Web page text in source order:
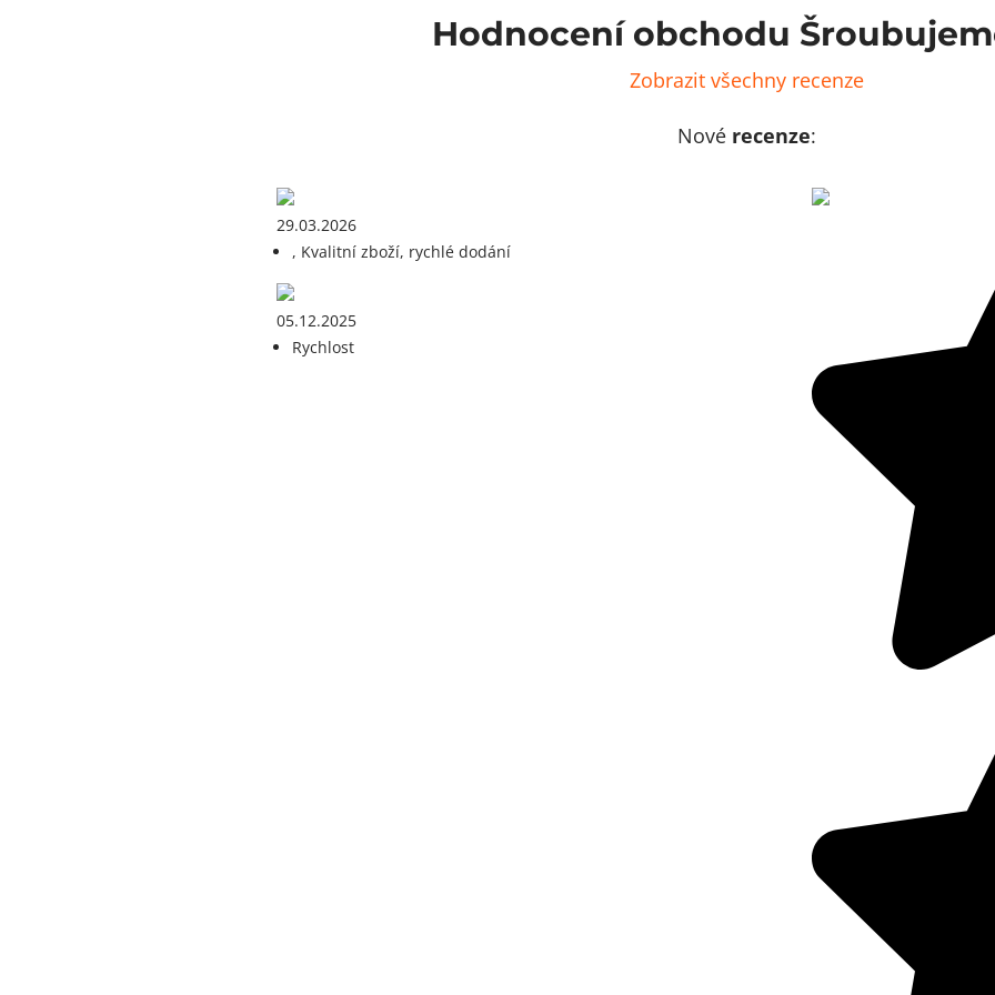
Hodnocení obchodu
Zobrazit všechny recenze
Nové recenze:
29.03.2026
, Kvalitní zboží, rychlé dodání
05.12.2025
Rychlost